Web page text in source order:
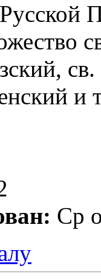
и
Ср